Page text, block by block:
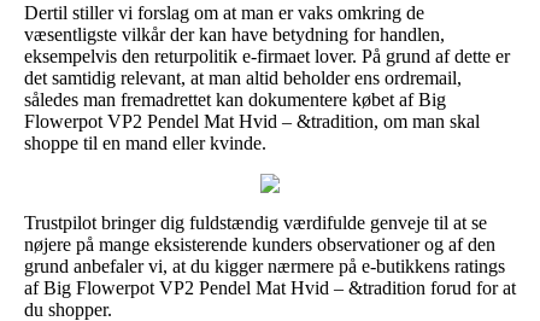
Dertil stiller vi forslag om at man er vaks omkring de
væsentligste vilkår der kan have betydning for handlen,
eksempelvis den returpolitik e-firmaet lover. På grund af dette er
det samtidig relevant, at man altid beholder ens ordremail,
således man fremadrettet kan dokumentere købet af Big
Flowerpot VP2 Pendel Mat Hvid – &tradition, om man skal
shoppe til en mand eller kvinde.
Trustpilot bringer dig fuldstændig værdifulde genveje til at se
nøjere på mange eksisterende kunders observationer og af den
grund anbefaler vi, at du kigger nærmere på e-butikkens ratings
af Big Flowerpot VP2 Pendel Mat Hvid – &tradition forud for at
du shopper.